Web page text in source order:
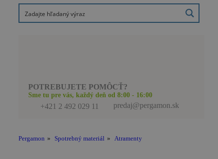
POTREBUJETE POMÔCŤ?
Sme tu pre vás, každý deň od 8:00 - 16:00
+421 2 492 029 11 predaj@pergamon.sk
Pergamon » Spotrebný materiál » Atramenty